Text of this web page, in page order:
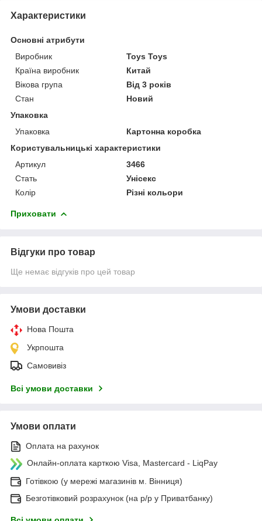
Характеристики
Основні атрибути
Виробник
Toys Toys
Країна виробник
Китай
Вікова група
Від 3 років
Стан
Новий
Упаковка
Упаковка
Картонна коробка
Користувальницькі характеристики
Артикул
3466
Стать
Унісекс
Колір
Різні кольори
Приховати
Відгуки про товар
Ще немає відгуків про цей товар
Умови доставки
Нова Пошта
Укрпошта
Самовивіз
Всі умови доставки
Умови оплати
Оплата на рахунок
Онлайн-оплата карткою Visa, Mastercard - LiqPay
Готівкою (у мережі магазинів м. Вінниця)
Безготівковий розрахунок (на р/р у Приватбанку)